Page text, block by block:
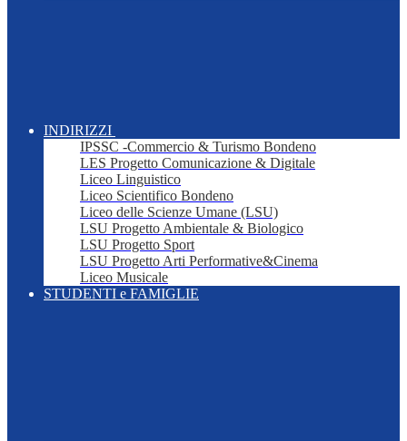
INDIRIZZI
IPSSC -Commercio & Turismo Bondeno
LES Progetto Comunicazione & Digitale
Liceo Linguistico
Liceo Scientifico Bondeno
Liceo delle Scienze Umane (LSU)
LSU Progetto Ambientale & Biologico
LSU Progetto Sport
LSU Progetto Arti Performative&Cinema
Liceo Musicale
STUDENTI e FAMIGLIE